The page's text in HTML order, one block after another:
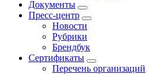
Документы
Пресс-центр
Новости
Рубрики
Брендбук
Сертификаты
Перечень организаций